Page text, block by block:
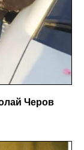
Черов